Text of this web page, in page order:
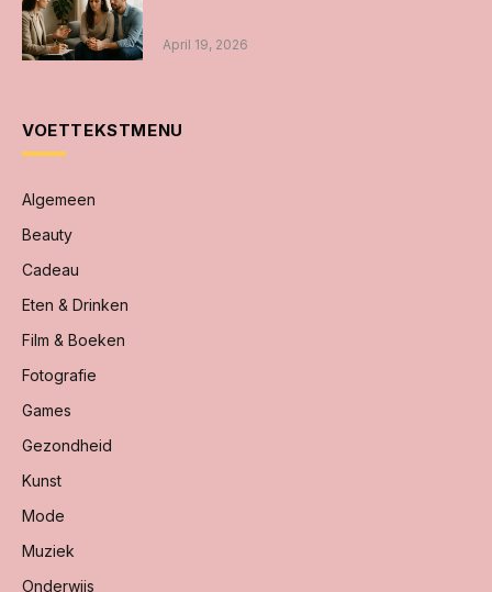
April 19, 2026
VOETTEKSTMENU
Algemeen
Beauty
Cadeau
Eten & Drinken
Film & Boeken
Fotografie
Games
Gezondheid
Kunst
Mode
Muziek
Onderwijs